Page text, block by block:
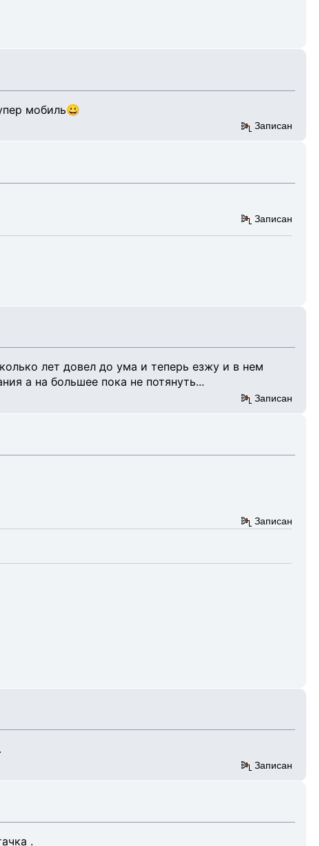
мобиль😀
Записан
Записан
лет довел до ума и теперь езжу и в нем
а на большее пока не потянуть...
Записан
Записан
Записан
.